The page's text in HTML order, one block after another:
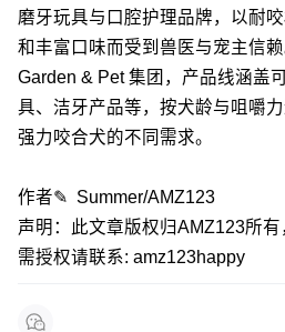
磨牙玩具与口腔护理品牌，以耐
和丰富口味而受到兽医与宠主信
Garden & Pet 集团，产品线涵盖
具、洁牙产品等，按犬龄与咀嚼
强力咬合犬的不同需求。
作者✎ Summer/AMZ123
声明：此文章版权归AMZ123所
需授权请联系: amz123happy